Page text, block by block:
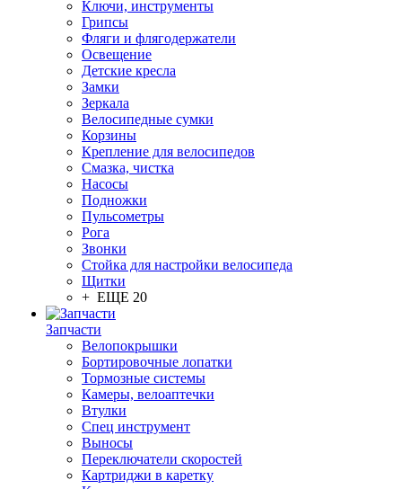
Ключи, инструменты
Грипсы
Фляги и флягодержатели
Освещение
Детские кресла
Замки
Зеркала
Велосипедные сумки
Корзины
Крепление для велосипедов
Смазка, чистка
Насосы
Подножки
Пульсометры
Рога
Звонки
Стойка для настройки велосипеда
Щитки
+ ЕЩЕ 20
Запчасти
Велопокрышки
Бортировочные лопатки
Тормозные системы
Камеры, велоаптечки
Втулки
Спец инструмент
Выносы
Переключатели скоростей
Картриджи в каретку